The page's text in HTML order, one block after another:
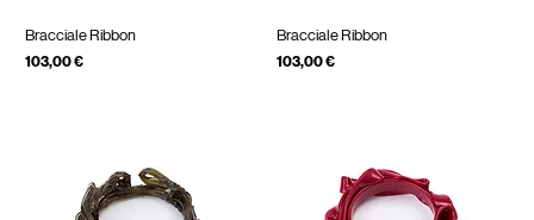
Bracciale Ribbon
Prezzo
103,00 €
Bracciale Ribbon
Prezzo
103,00 €